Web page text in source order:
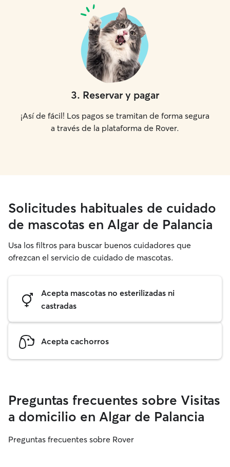
3. Reservar y pagar
¡Así de fácil! Los pagos se tramitan de forma segura
a través de la plataforma de Rover.
Solicitudes habituales de cuidado
de mascotas en Algar de Palancia
Usa los filtros para buscar buenos cuidadores que
ofrezcan el servicio de cuidado de mascotas.
Acepta mascotas no esterilizadas ni
castradas
Acepta cachorros
Preguntas frecuentes sobre Visitas
a domicilio en Algar de Palancia
Preguntas frecuentes sobre Rover